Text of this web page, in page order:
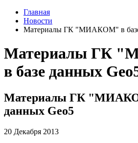
Главная
Новости
Материалы ГК "МИАКОМ" в
Материалы ГК
в базе данных
Материалы ГК
данных Geo5
20 Декабря 2013